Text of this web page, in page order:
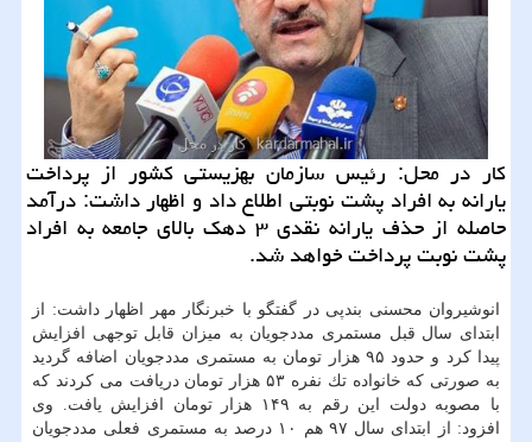
كار در محل: رئیس سازمان بهزیستی كشور از پرداخت
یارانه به افراد پشت نوبتی اطلاع داد و اظهار داشت: درآمد
حاصله از حذف یارانه نقدی ۳ دهك بالای جامعه به افراد
پشت نوبت پرداخت خواهد شد.
انوشیروان محسنی بندپی در گفتگو با خبرنگار مهر اظهار داشت: از
ابتدای سال قبل مستمری مددجویان به میزان قابل توجهی افزایش
پیدا كرد و حدود ۹۵ هزار تومان به مستمری مددجویان اضافه گردید
به صورتی كه خانواده تك نفره ۵۳ هزار تومان دریافت می كردند كه
با مصوبه دولت این رقم به ۱۴۹ هزار تومان افزایش یافت. وی
افزود: از ابتدای سال ۹۷ هم ۱۰ درصد به مستمری فعلی مددجویان